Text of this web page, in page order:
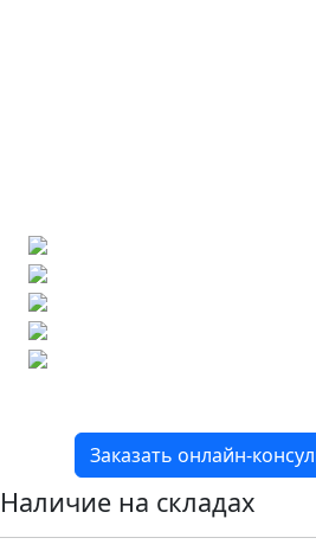
Заказать онлайн-
Наличие на складах